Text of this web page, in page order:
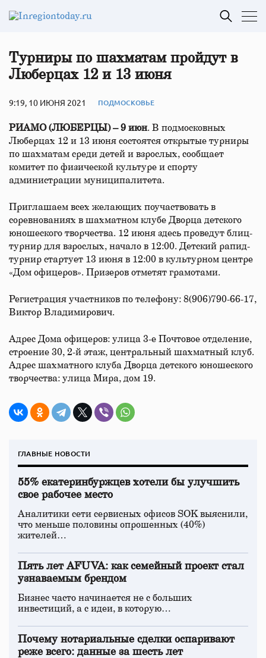
Турниры по шахматам пройдут в
Люберцах 12 и 13 июня
9:19, 10 ИЮНЯ 2021 ПОДМОСКОВЬЕ
РИАМО (ЛЮБЕРЦЫ) – 9 июн. В подмосковных
Люберцах 12 и 13 июня состоятся открытые турниры
по шахматам среди детей и взрослых, сообщает
комитет по физической культуре и спорту
администрации муниципалитета.
Приглашаем всех желающих поучаствовать в
соревнованиях в шахматном клубе Дворца детского
юношеского творчества. 12 июня здесь проведут блиц-
турнир для взрослых, начало в 12:00. Детский рапид-
турнир стартует 13 июня в 12:00 в культурном центре
«Дом офицеров». Призеров отметят грамотами.
Регистрация участников по телефону: 8(906)790-66-17,
Виктор Владимирович.
Адрес Дома офицеров: улица 3-е Почтовое отделение,
строение 30, 2-й этаж, центральный шахматный клуб.
Адрес шахматного клуба Дворца детского юношеского
творчества: улица Мира, дом 19.
ГЛАВНЫЕ НОВОСТИ
55% екатеринбуржцев хотели бы улучшить
свое рабочее место
Аналитики сети сервисных офисов SOK выяснили,
что меньше половины опрошенных (40%)
жителей…
Пять лет AFUVA: как семейный проект стал
узнаваемым брендом
Бизнес часто начинается не с больших
инвестиций, а с идеи, в которую…
Почему нотариальные сделки оспаривают
реже всего: данные за шесть лет